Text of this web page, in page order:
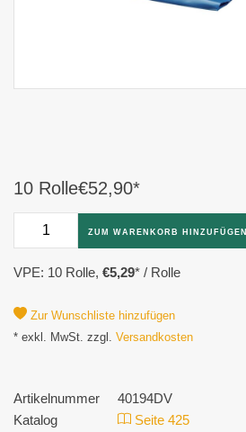
10 Rolle€52,90*
ZUM WARENKORB HINZUFÜGEN
VPE: 10 Rolle, €5,29* / Rolle
Zur Wunschliste hinzufügen
* exkl. MwSt. zzgl. Versandkosten
Artikelnummer
40194DV
Katalog
Seite 425